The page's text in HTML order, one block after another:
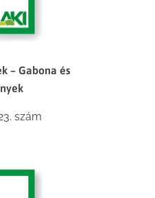
– Gabona és
szám